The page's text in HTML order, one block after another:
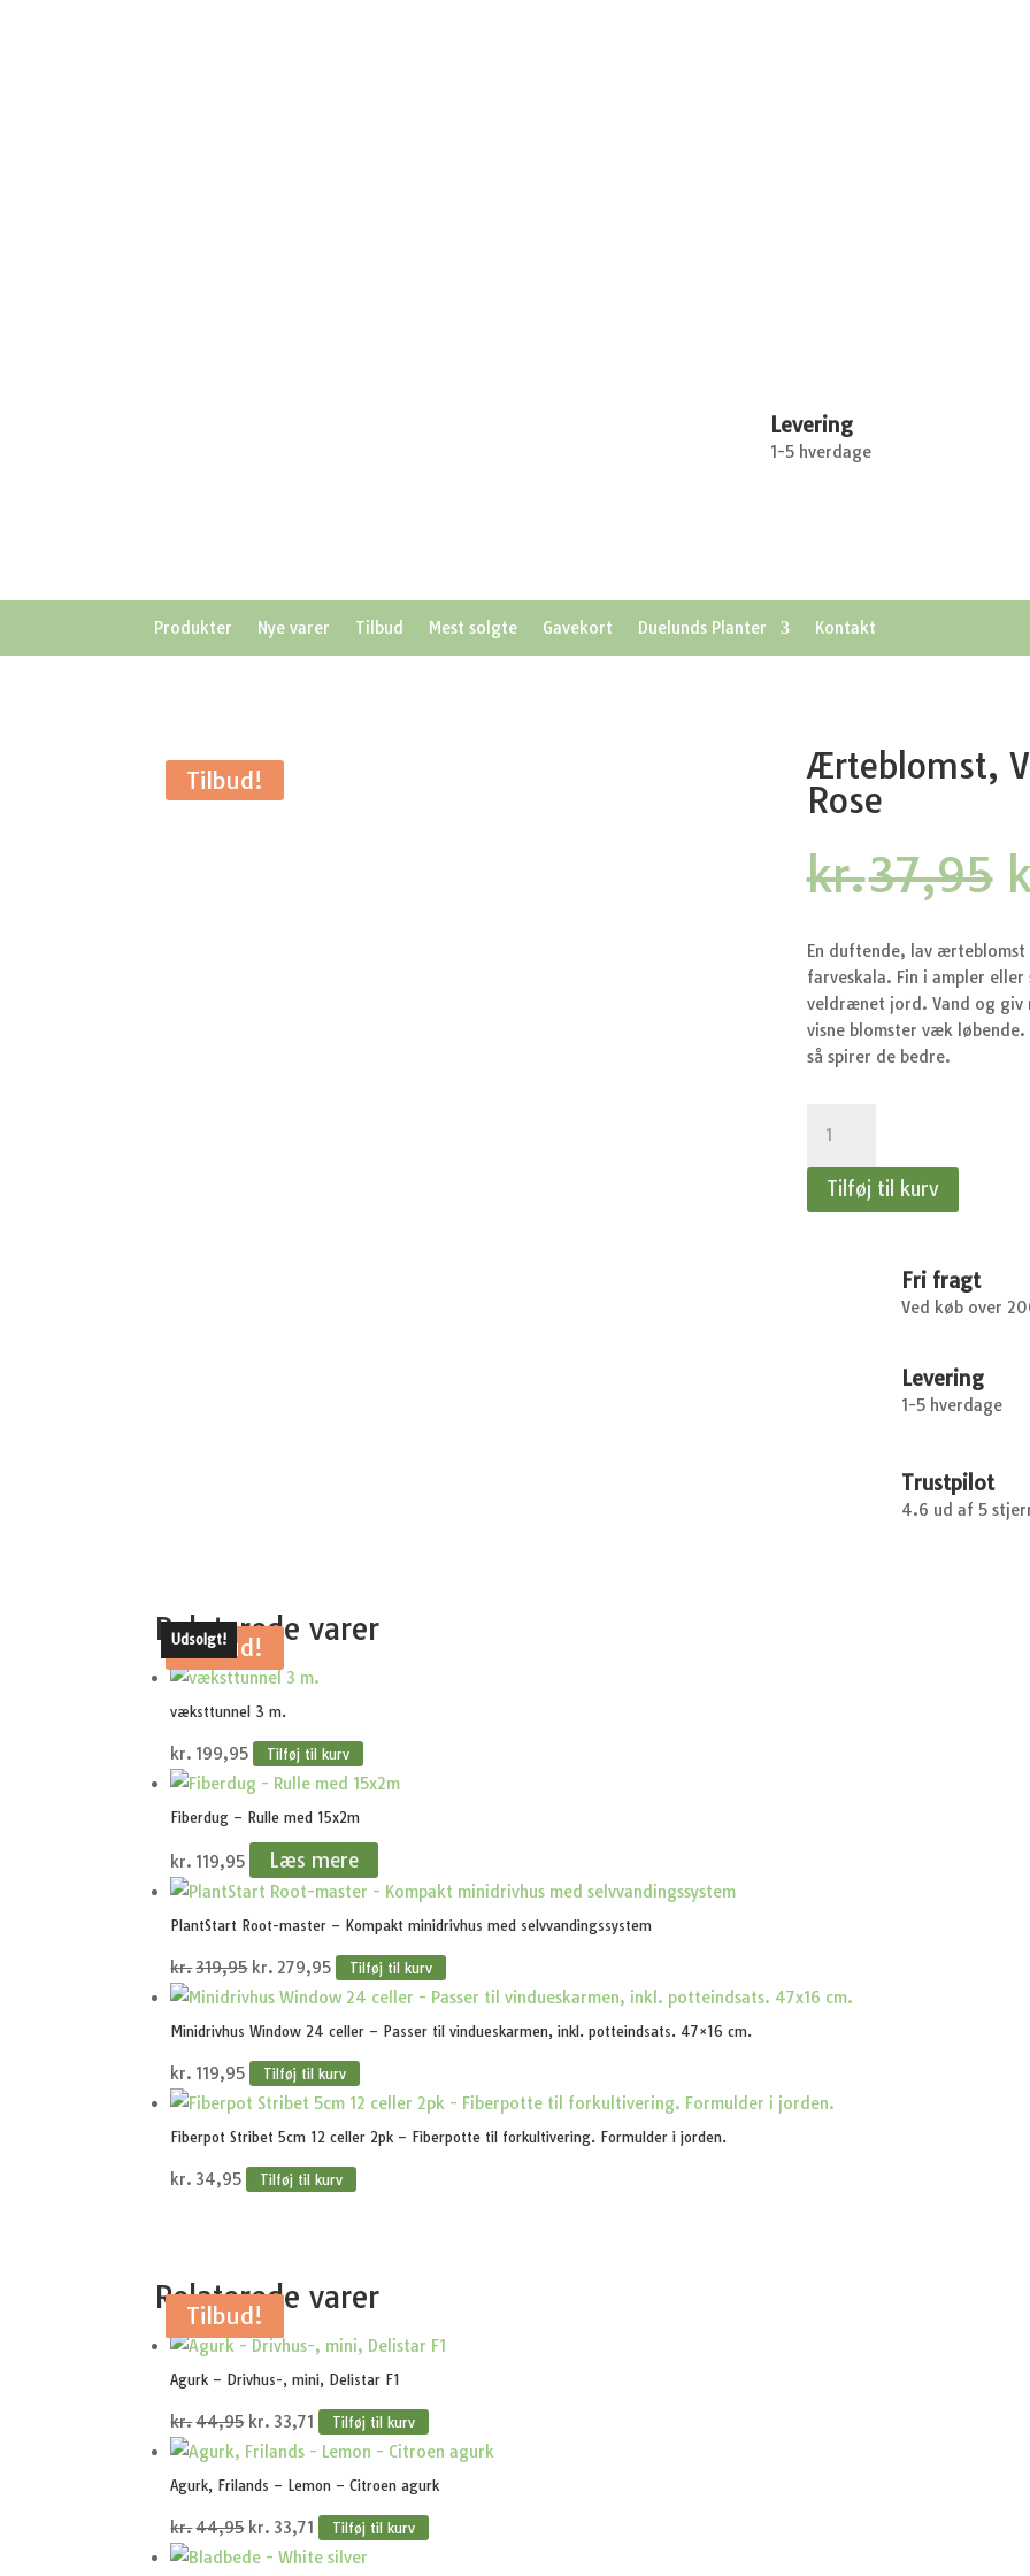
Levering
1-5 hverdage
Produkter Nye varer Tilbud Mest solgte Gavekort Duelunds Planter Kontakt
Tilbud! Ærteblomst,
Rose
kr.37,95
En duftende, lav ærteblomst
farveskala. Fin i ampler
veldrænet jord. Vand og
visne blomster væk
så spirer de bedre.
Villa
Roma
White
Tilføj til kurv
Fri fragt
Ved køb over
Levering
1-5 hverdage
Trustpilot
4.6 ud af 5
Relaterede varer
væksttunnel 3 m.
kr. 199,95 Tilføj til kurv
Udsolgt!
Fiberdug – Rulle med 15x2m
kr. 119,95 Læs mere
Tilbud!
PlantStart Root-master – Kompakt minidrivhus med selvvandingssystem
kr.319,95 Den
oprindelige
pris
var:
kr.319,95.
kr. 279,95Den
aktuelle
pris
er:
kr.279,95.
Tilføj til kurv
Minidrivhus Window 24 celler – Passer til vindueskarmen, inkl. potteindsats. 47×16 cm.
kr. 119,95 Tilføj til kurv
Fiberpot Stribet 5cm 12 celler 2pk – Fiberpotte til forkultivering. Formulder i jorden.
kr. 34,95 Tilføj til kurv
Relaterede varer
Tilbud!
Agurk – Drivhus-, mini, Delistar F1
kr.44,95 Den
oprindelige
pris
kr.44,95.
kr. 33,71 Den
aktuelle
pris
kr.33,71.
Tilføj til kurv
Tilbud!
Agurk, Frilands – Lemon – Citroen agurk
kr.44,95 Den
oprindelige
kr. 33,71 Den
aktuelle
Tilføj til kurv
Tilbud!
Tilbud!
Tilbud!